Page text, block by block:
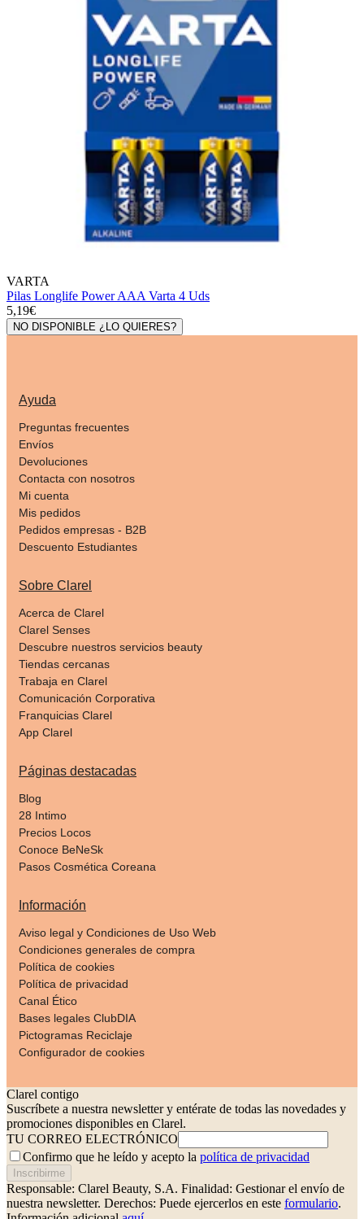
VARTA
Pilas Longlife Power AAA Varta 4 Uds
5,19€
NO DISPONIBLE ¿LO QUIERES?
Ayuda
Preguntas frecuentes
Envíos
Devoluciones
Contacta con nosotros
Mi cuenta
Mis pedidos
Pedidos empresas - B2B
Descuento Estudiantes
Sobre Clarel
Acerca de Clarel
Clarel Senses
Descubre nuestros servicios beauty
Tiendas cercanas
Trabaja en Clarel
Comunicación Corporativa
Franquicias Clarel
App Clarel
Páginas destacadas
Blog
28 Intimo
Precios Locos
Conoce BeNeSk
Pasos Cosmética Coreana
Información
Aviso legal y Condiciones de Uso Web
Condiciones generales de compra
Política de cookies
Política de privacidad
Canal Ético
Bases legales ClubDIA
Pictogramas Reciclaje
Configurador de cookies
Clarel contigo
Suscríbete a nuestra newsletter y entérate de todas las novedades y
promociones disponibles en Clarel.
TU CORREO ELECTRÓNICO
Confirmo que he leído y acepto la política de privacidad
Inscribirme
Responsable: Clarel Beauty, S.A. Finalidad: Gestionar el envío de
nuestra newsletter. Derechos: Puede ejercerlos en este formulario.